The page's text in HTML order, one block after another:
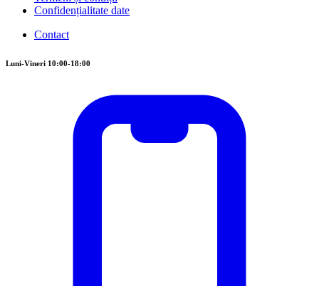
Confidențialitate date
Contact
Luni-Vineri 10:00-18:00